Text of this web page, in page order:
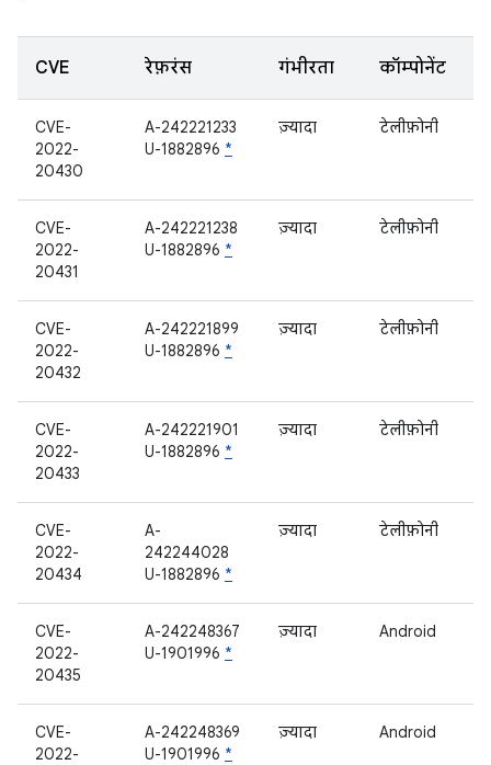
CVE रेफ़रंस गंभीरता कॉम्पोनेंट
CVE-
2022-
20430
A-242221233
U-1882896 *
ज़्यादा टेलीफ़ोनी
CVE-
2022-
20431
A-242221238
U-1882896 *
ज़्यादा टेलीफ़ोनी
CVE-
2022-
20432
A-242221899
U-1882896 *
ज़्यादा टेलीफ़ोनी
CVE-
2022-
20433
A-242221901
U-1882896 *
ज़्यादा टेलीफ़ोनी
CVE-
2022-
20434
A-
242244028
U-1882896 *
ज़्यादा टेलीफ़ोनी
CVE-
2022-
20435
A-242248367
U-1901996 *
ज़्यादा Android
CVE-
2022-
A-242248369
U-1901996 *
ज़्यादा Android